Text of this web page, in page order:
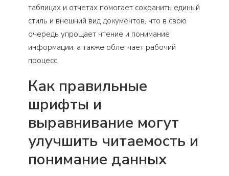
таблицах и отчетах помогает сохранить единый
стиль и внешний вид документов, что в свою
очередь упрощает чтение и понимание
информации, а также облегчает рабочий
процесс.
Как правильные
шрифты и
выравнивание могут
улучшить читаемость и
понимание данных